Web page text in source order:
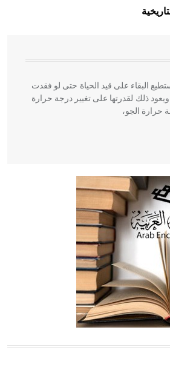
في بلاد الشام ومصر خاصة، حيث يحرص
وخاصة في الواجهات
البقاء على قيد الحياة حتى لو فقدت
ذلك لقدرتها على تغيير درجة حرارة
حرارة الجو،
كتب في الطب أربعة مؤلفات هي:
التغذية، ورسالته في جروح الرأس. ويعود
من الدين والفلسفة.
إفراز حيواني يتكون في البحر ويتركب
وهو أحمر أو شديد الحمرة وهو
بكبر الحجم ويسمى الش
فرنسية اللفظ تم اعتمادها مصطلحاً